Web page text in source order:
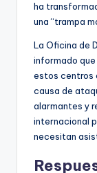
ha
una “trampa
La Oficina de
informado que
estos centros
causa de
alarmantes y
internacional
necesitan